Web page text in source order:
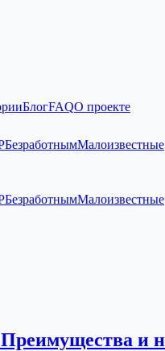
БлогFAQО проекте
БезработнымМалоизвестные
БезработнымМалоизвестные
Преимущества и